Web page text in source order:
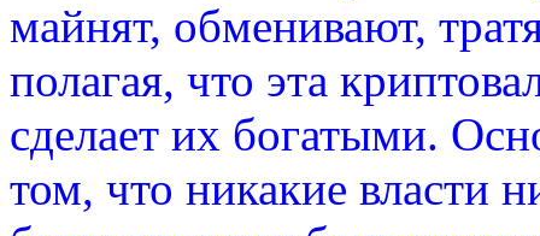
майнят, обменивают,
полагая, что эта
сделает их богатыми.
том, что никакие власти